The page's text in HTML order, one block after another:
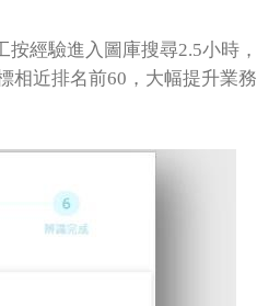
經驗進入圖庫搜尋2.5小時，
相近排名前60，大幅提升業務